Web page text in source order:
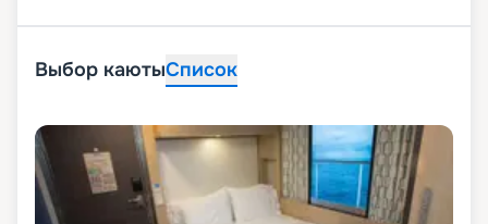
Выбор каютыСписок